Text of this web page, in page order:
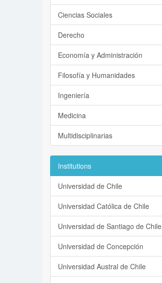
Ciencias Sociales
Derecho
Economía y Administración
Filosofía y Humanidades
Ingeniería
Medicina
Multidisciplinarias
Institutions
Universidad de Chile
Universidad Católica de Chile
Universidad de Santiago de Chile
Universidad de Concepción
Universidad Austral de Chile